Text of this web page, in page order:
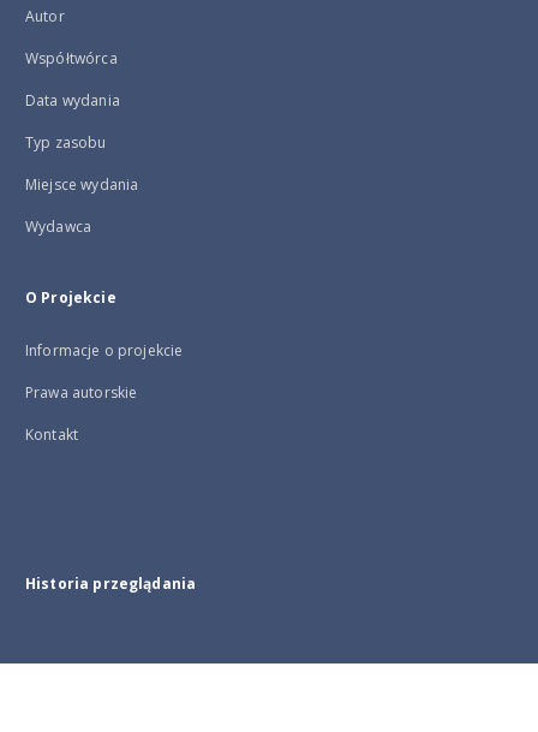
Autor
Współtwórca
Data wydania
Typ zasobu
Miejsce wydania
Wydawca
O Projekcie
Informacje o projekcie
Prawa autorskie
Kontakt
Historia przeglądania